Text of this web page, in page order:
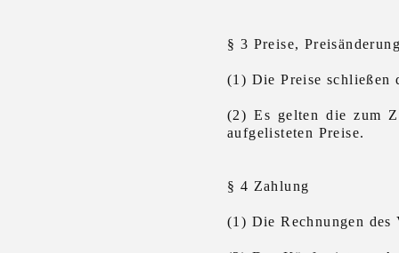
§ 3 Preise,
(1) Die Preise schließen
(2) Es gelten die zum
aufgelisteten Preise.
§ 4 Zahlung
(1) Die Rechnungen